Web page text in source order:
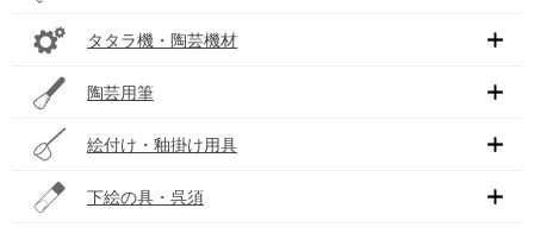
タタラ機・陶芸機材
陶芸用筆
絵付け・釉掛け用具
下絵の具・呉須